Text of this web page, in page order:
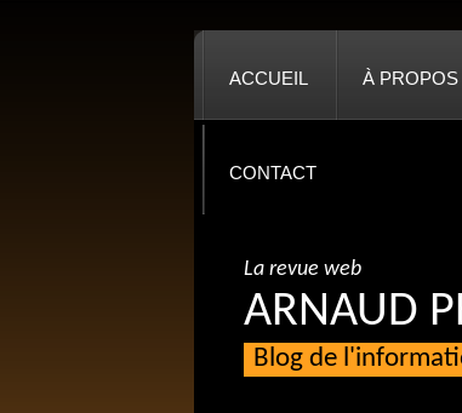
ACCUEIL À PROPOS
CONTACT
La revue web
ARNAUD
Blog de